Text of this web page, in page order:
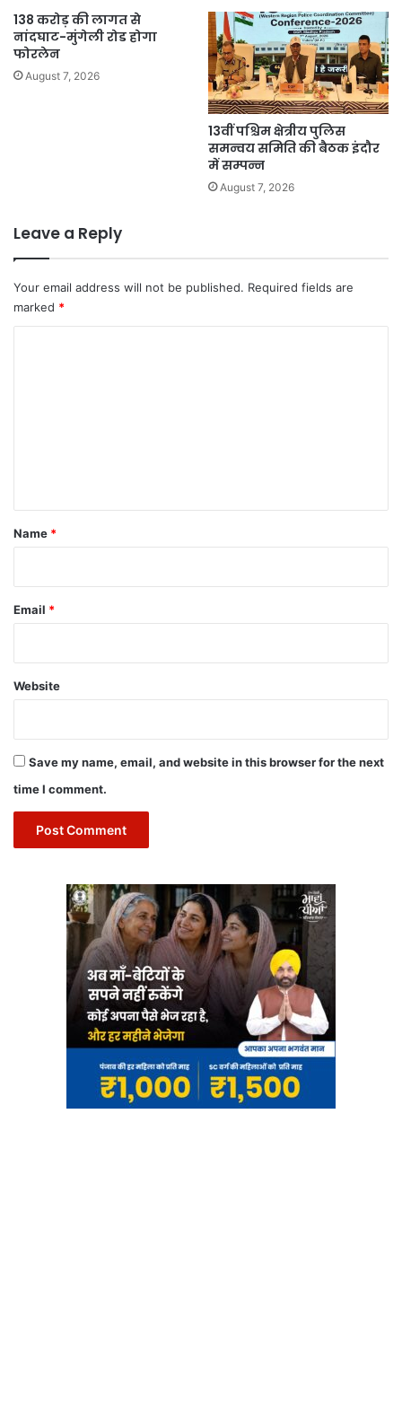
138 करोड़ की लागत से
नांदघाट-मुंगेली रोड होगा
फोरलेन
August 7, 2026
13वीं पश्चिम क्षेत्रीय पुलिस
समन्वय समिति की बैठक इंदौर
में सम्पन्न
August 7, 2026
Leave a Reply
Your email address will not be published. Required fields are
marked *
*
Name *
Email *
Website
Save my name, email, and website in this browser for the next
time I comment.